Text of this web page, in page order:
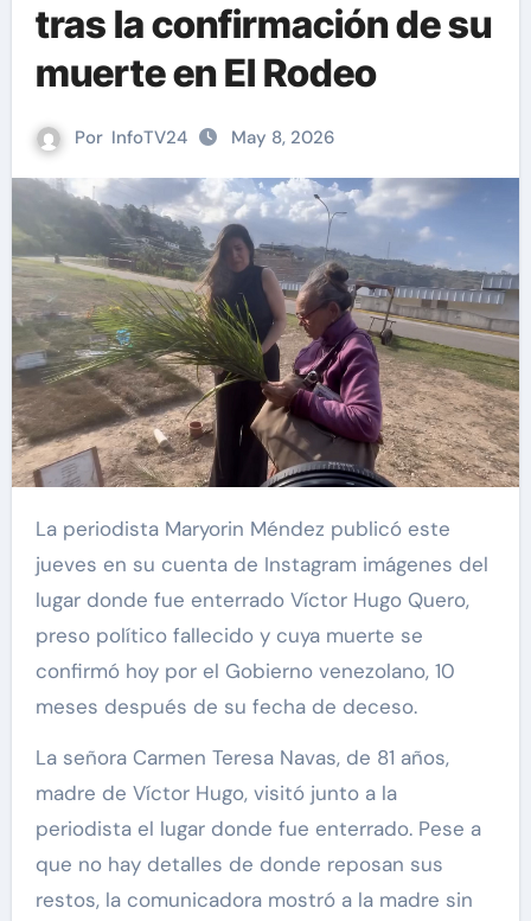
tras la confirmación de su
muerte en El Rodeo
Por InfoTV24 May 8, 2026
La periodista Maryorin Méndez publicó este
jueves en su cuenta de Instagram imágenes del
lugar donde fue enterrado Víctor Hugo Quero,
preso político fallecido y cuya muerte se
confirmó hoy por el Gobierno venezolano, 10
meses después de su fecha de deceso.
La señora Carmen Teresa Navas, de 81 años,
madre de Víctor Hugo, visitó junto a la
periodista el lugar donde fue enterrado. Pese a
que no hay detalles de donde reposan sus
restos, la comunicadora mostró a la madre sin